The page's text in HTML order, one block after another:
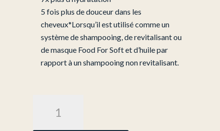
5 fois plus de douceur dans les
cheveux*Lorsqu’il est utilisé comme un
système de shampooing, de revitalisant ou
de masque Food For Soft et d’huile par
rapport à un shampooing non revitalisant.